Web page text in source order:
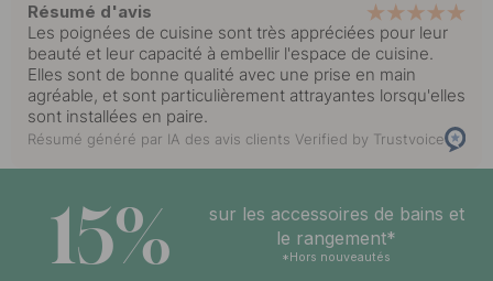
Résumé d'avis
Les poignées de cuisine sont très appréciées pour leur
beauté et leur capacité à embellir l'espace de cuisine.
Elles sont de bonne qualité avec une prise en main
agréable, et sont particulièrement attrayantes lorsqu'elles
sont installées en paire.
Résumé généré par IA des avis clients Verified by Trustvoice
15%
sur les accessoires de bains et
le rangement*
*Hors nouveautés